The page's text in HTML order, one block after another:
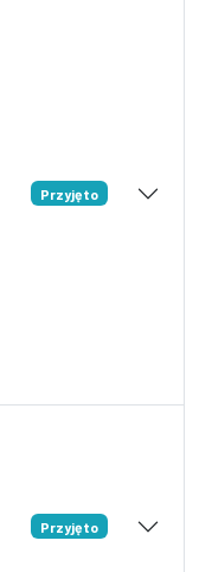
Przyjęto
Przyjęto